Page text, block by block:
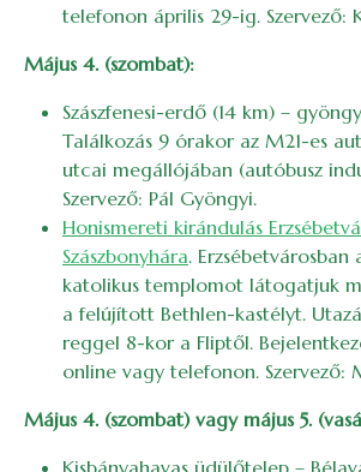
telefonon április 29-ig. Szervező:
Május 4. (szombat):
Szászfenesi-erdő (14 km) –
Találkozás 9 órakor az M21-es
utcai megállójában (autóbusz
Szervező: Pál Gyöngyi.
Honismereti kirándulás
Szászbonyhára. Erzsébetvárosban
katolikus templomot látogatjuk
a felújított Bethlen-kastélyt.
reggel 8-kor a Fliptől.
online vagy telefonon. Szervező:
Május 4. (szombat) vagy május 5.
Kisbányahavas üdülőtelep –